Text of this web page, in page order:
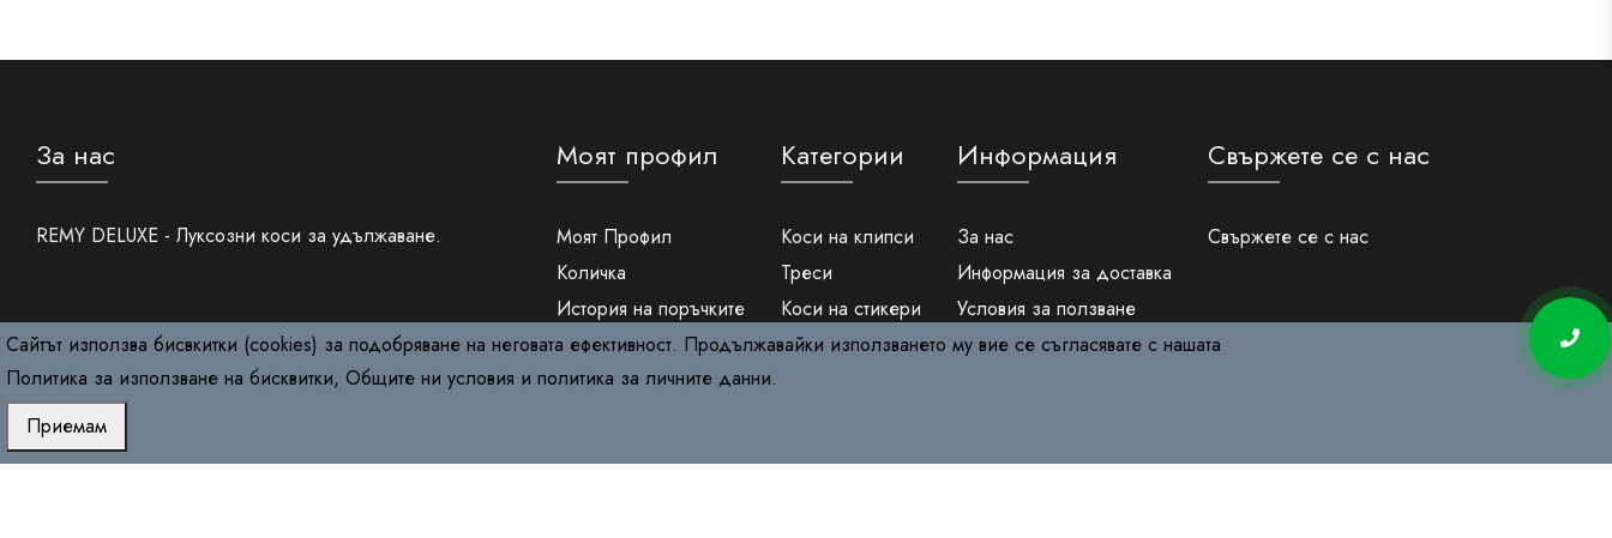
За нас
REMY DELUXE - Луксозни коси за удължаване.
Моят профил
Моят Профил
Количка
История на поръчките
Вход
Регистрация
Категории
Коси на клипси
Треси
Коси на стикери
Опашки
Информация
За нас
Информация за доставка
Условия за ползване
Защита на лични данни
Свържете се с нас
Свържете се с нас
Сайтът използва бисвкитки (cookies) за подобряване на неговата ефективност. Продължавайки използването му вие се съгласявате с нашата
Политика за използване на бисквитки, Общите ни условия и политика за личните данни.
Приемам